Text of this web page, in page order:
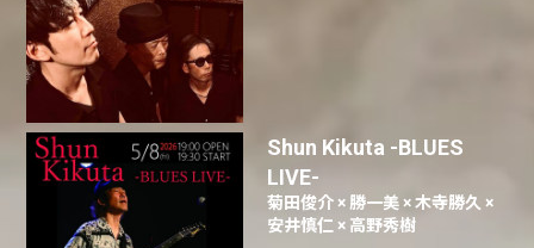
Shun Kikuta -BLUES
LIVE-
菊田俊介 × 勝一美 × 木寺勝久 ×
安井慎仁 × 高野秀樹